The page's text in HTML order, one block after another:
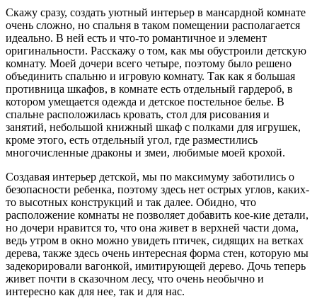
Скажу сразу, создать уютный интерьер в мансардной комнате
очень сложно, но спальня в таком помещении располагается
идеально. В ней есть и что-то романтичное и элемент
оригинальности. Расскажу о том, как мы обустроили детскую
комнату. Моей дочери всего четыре, поэтому было решено
объединить спальню и игровую комнату. Так как я большая
противница шкафов, в комнате есть отдельный гардероб, в
котором умещается одежда и детское постельное белье. В
спальне расположилась кровать, стол для рисования и
занятий, небольшой книжный шкаф с полками для игрушек,
кроме этого, есть отдельный угол, где разместились
многочисленные драконы и змеи, любимые моей крохой.
Создавая интерьер детской, мы по максимуму заботились о
безопасности ребенка, поэтому здесь нет острых углов, каких-
то высотных конструкций и так далее. Обидно, что
расположение комнаты не позволяет добавить кое-кие детали,
но дочери нравится то, что она живет в верхней части дома,
ведь утром в окно можно увидеть птичек, сидящих на ветках
дерева, также здесь очень интересная форма стен, которую мы
задекорировали вагонкой, имитирующей дерево. Дочь теперь
живет почти в сказочном лесу, что очень необычно и
интересно как для нее, так и для нас.